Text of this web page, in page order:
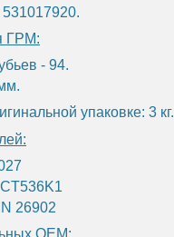
ГРМ:
- 94.
упаковке: 3 кг.
26902
OEM: